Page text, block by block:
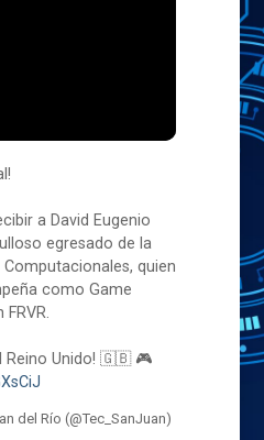
a David Eugenio
egresado de la
Computacionales, quien
como Game
Reino Unido! 🇬🇧 🎮
del Río (@Tec_SanJuan)